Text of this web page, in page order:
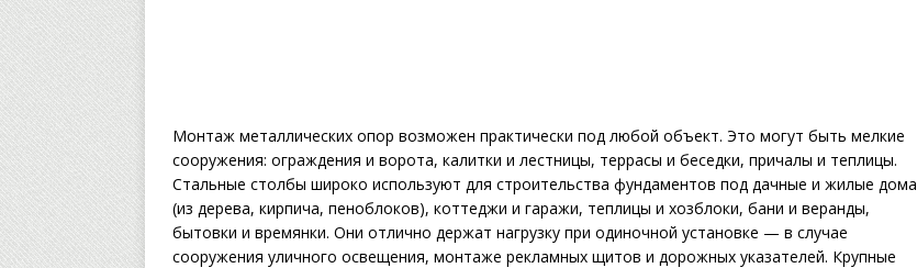
Монтаж металлических опор возможен практически под любой объект. Это могут быть мелкие
сооружения: ограждения и ворота, калитки и лестницы, террасы и беседки, причалы и теплицы.
Стальные столбы широко используют для строительства фундаментов под дачные и жилые дома
(из дерева, кирпича, пеноблоков), коттеджи и гаражи, теплицы и хозблоки, бани и веранды,
бытовки и времянки. Они отлично держат нагрузку при одиночной установке — в случае
сооружения уличного освещения, монтаже рекламных щитов и дорожных указателей. Крупные